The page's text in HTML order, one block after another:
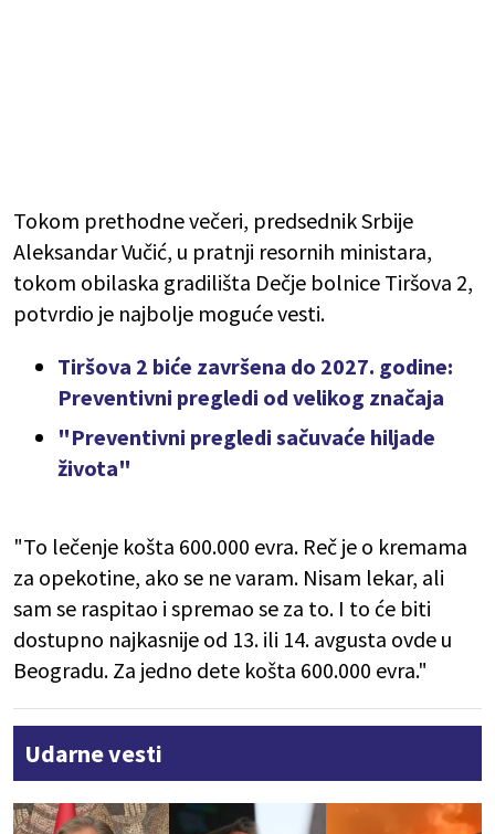
Tokom prethodne večeri, predsednik Srbije
Aleksandar Vučić, u pratnji resornih ministara,
tokom obilaska gradilišta Dečje bolnice Tiršova 2,
potvrdio je najbolje moguće vesti.
Tiršova 2 biće završena do 2027. godine:
Preventivni pregledi od velikog značaja
"Preventivni pregledi sačuvaće hiljade
života"
"To lečenje košta 600.000 evra. Reč je o kremama
za opekotine, ako se ne varam. Nisam lekar, ali
sam se raspitao i spremao se za to. I to će biti
dostupno najkasnije od 13. ili 14. avgusta ovde u
Beogradu. Za jedno dete košta 600.000 evra."
Udarne vesti